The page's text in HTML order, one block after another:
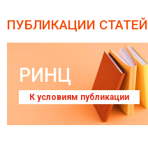
ПУБЛИКАЦИИ СТАТЕЙ
РИНЦ
К условиям публикации